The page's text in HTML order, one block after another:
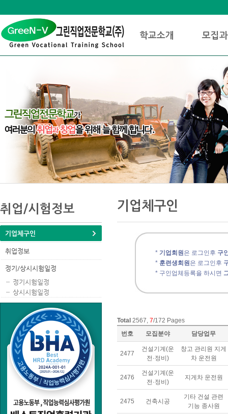
위
크인
메
학교소개 모집
내
용
메
뉴
취업/시험정보
기업체구인
취업정보
정기/상시시험일정
정기시험일정
상시시험일정
기업체구인
* 기업회원은 로그인후 구
* 훈련생회원은 로그인후
* 구인업체등록을 하시면
Total 2567, 7/172 Pages
번호
모집분야 담당업무
2477
건설기계(운
전·정비)
창고 관리원 지게
차 운전원
2476
건설기계(운
전·정비)
지게차 운전원
2475 건축시공
기타 건설 관련
기능 종사원